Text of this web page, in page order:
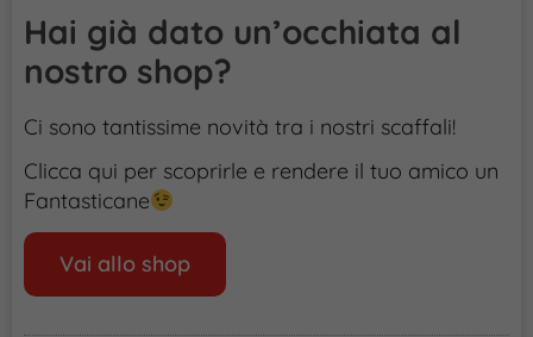
Hai già dato un’occhiata al
nostro shop?
Ci sono tantissime novità tra i nostri scaffali!
Clicca qui per scoprirle e rendere il tuo amico un
Fantasticane
Vai allo shop